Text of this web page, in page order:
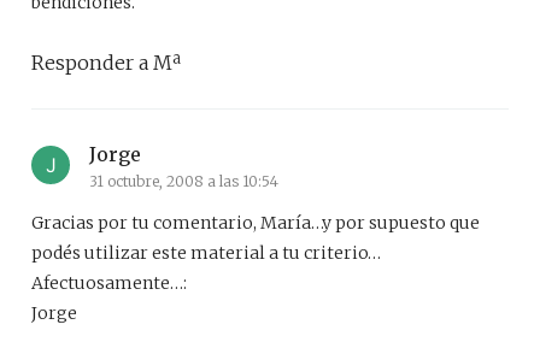
Responder a Mª
Jorge
31 octubre, 2008 a las 10:54
Gracias por tu comentario, María…y por supuesto que
podés utilizar este material a tu criterio…
Afectuosamente…:
Jorge